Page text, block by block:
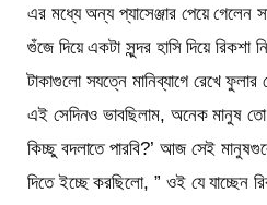
এর মধ্যে অন্য প্যাসেঞ্জার পেয়ে গেলেন
গুঁজে দিয়ে একটা সুন্দর হাসি দিয়ে
টাকাগুলো সযত্নে মানিব্যাগে রেখে
এই সেদিনও ভাবছিলাম, অনেক মানুষ
কিচ্ছু বদলাতে পারবি?’ আজ সেই
দিতে ইচ্ছে করছিলো, ” ওই যে যাচ্ছেন